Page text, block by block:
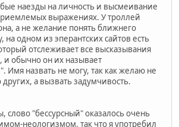
наезды на личность и высмеивание
выражениях. У троллей
а не желание понять ближнего
на одном из эперантских сайтов есть
отслеживает все высказывания
и обычно он их называет
назвать не могу, так как желаю не
других, а вызвать задумчивость.
слово "бессурсный" оказалось очень
неологизмом, так что я употребил